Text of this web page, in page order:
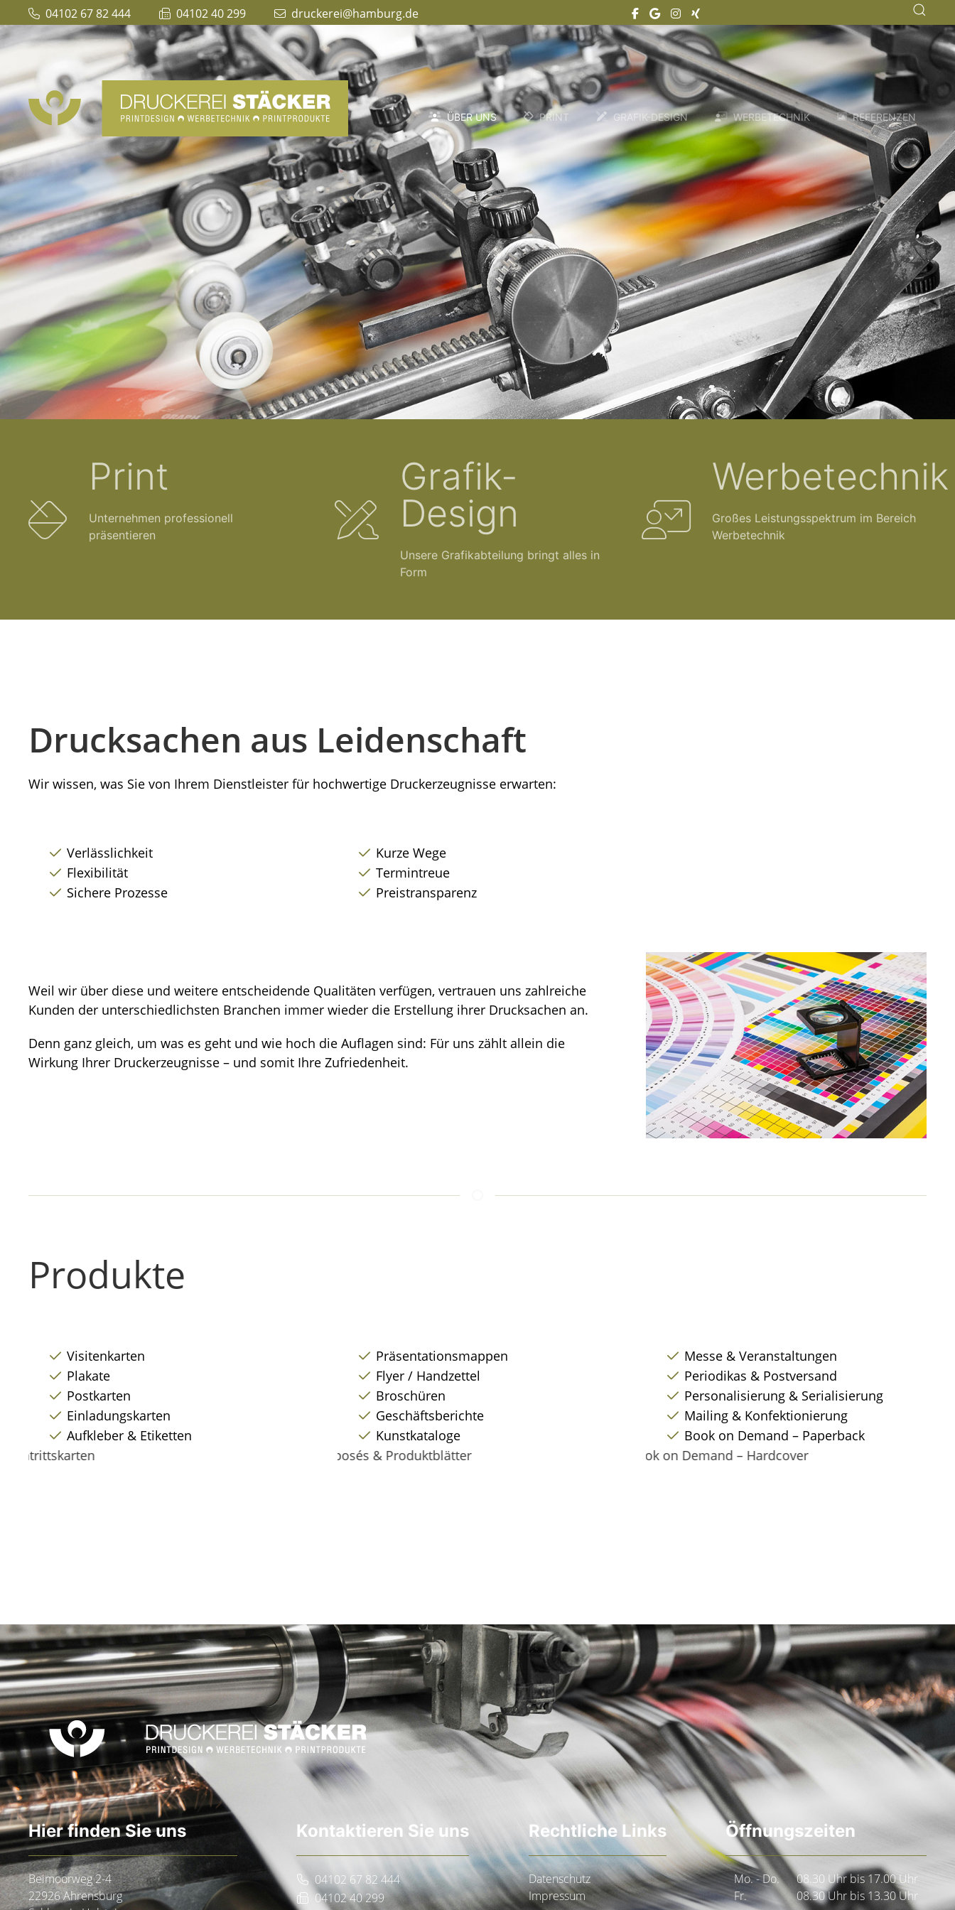
04102 67 82 444 04102 40 299 druckerei@hamburg.de
ÜBER UNS PRINT GRAFIK-DESIGN WERBETECHNIK REFERENZEN
Print
Unternehmen professionell
präsentieren
Grafik-
Design
Unsere Grafikabteilung bringt alles in
Form
Werbetechnik
Großes Leistungsspektrum im Bereich
Werbetechnik
Drucksachen aus Leidenschaft
Wir wissen, was Sie von Ihrem Dienstleister für hochwertige Druckerzeugnisse erwarten:
Verlässlichkeit
Flexibilität
Sichere Prozesse
Kurze Wege
Termintreue
Preistransparenz
Weil wir über diese und weitere entscheidende Qualitäten verfügen, vertrauen uns zahlreiche
Kunden der unterschiedlichsten Branchen immer wieder die Erstellung ihrer Drucksachen an.
Denn ganz gleich, um was es geht und wie hoch die Auflagen sind: Für uns zählt allein die
Wirkung Ihrer Druckerzeugnisse – und somit Ihre Zufriedenheit.
Produkte
Visitenkarten
Plakate
Postkarten
Einladungskarten
Aufkleber & Etiketten
Eintrittskarten
Präsentationsmappen
Flyer / Handzettel
Broschüren
Geschäftsberichte
Kunstkataloge
Exposés & Produktblätter
Messe & Veranstaltungen
Periodikas & Postversand
Personalisierung & Serialisierung
Mailing & Konfektionierung
Book on Demand – Paperback
Book on Demand – Hardcover
Hier finden Sie uns
Beimoorweg 2-4
22926 Ahrensburg
Kontaktieren Sie uns
04102 67 82 444
04102 40 299
Rechtliche Links
Datenschutz
Impressum
Öffnungszeiten
Mo. - Do.
08.30 Uhr bis 17.00 Uhr
Fr.
08.30 Uhr bis 13.30 Uhr